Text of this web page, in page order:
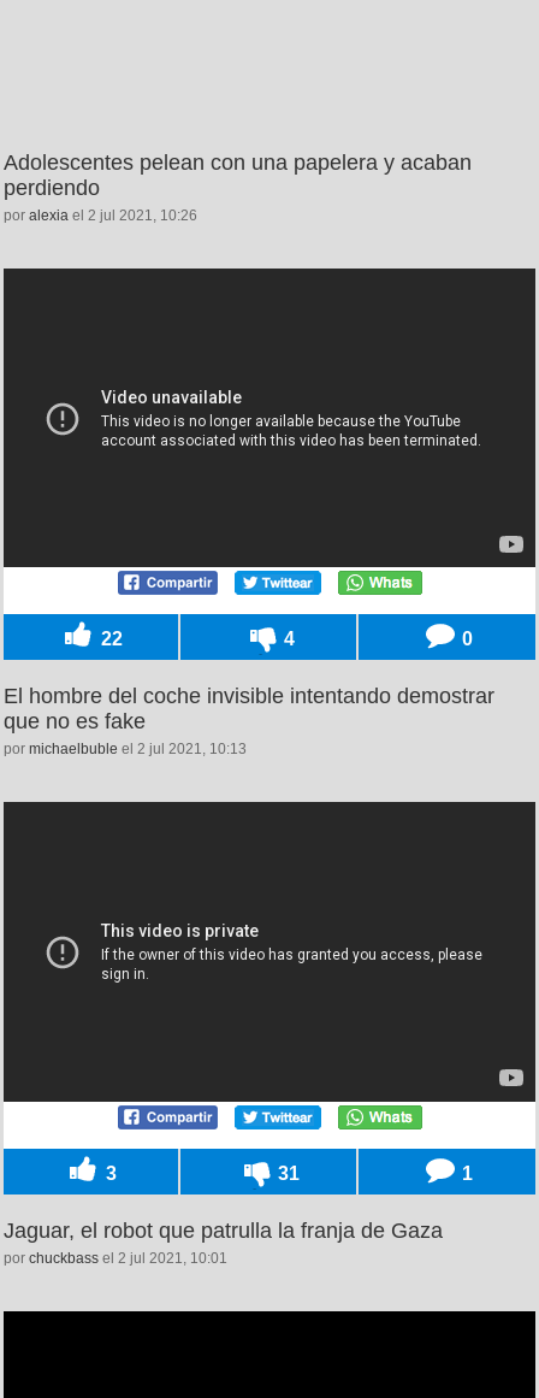
Adolescentes pelean con una papelera y acaban
perdiendo
por alexia el 2 jul 2021, 10:26
22 4 0
El hombre del coche invisible intentando demostrar
que no es fake
por michaelbuble el 2 jul 2021, 10:13
3 31 1
Jaguar, el robot que patrulla la franja de Gaza
por chuckbass el 2 jul 2021, 10:01